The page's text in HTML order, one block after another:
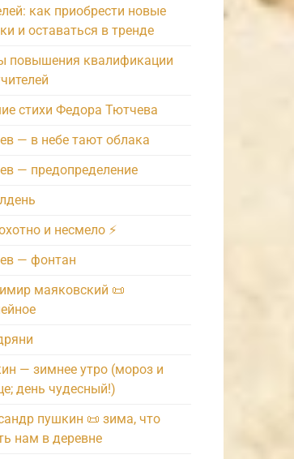
как приобрести новые
и оставаться в тренде
повышения квалификации
стихи Федора Тютчева
— в небе тают облака
— предопределение
и несмело ⚡️
— фонтан
маяковский 📜
— зимнее утро (мороз и
день чудесный!)
пушкин 📜 зима, что
нам в деревне